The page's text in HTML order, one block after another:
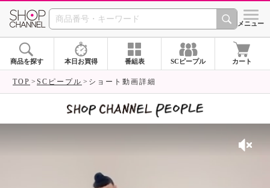
SHOP CHANNEL シメニュー
商品を探す 本日お買得 番組表 SCピープル カート
TOP SCピープル ショート動画詳細